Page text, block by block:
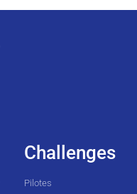
Challenges
Pilotes